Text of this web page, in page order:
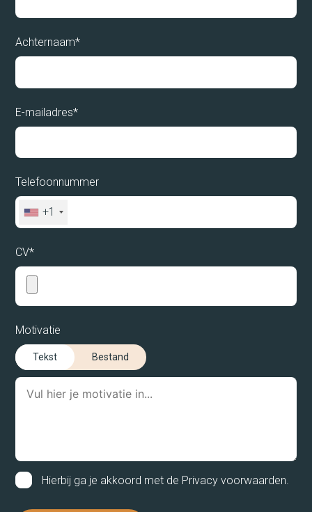
Home
Kandidaten
Dienstverlening
Social Return
Contact
Achternaam*
E-mailadres*
Telefoonnummer
+1
CV*
Motivatie
Tekst Bestand
Hierbij ga je akkoord met de Privacy voorwaarden.